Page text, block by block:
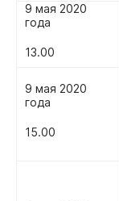
9 мая 2020
года
13.00
9 мая 2020
года
15.00